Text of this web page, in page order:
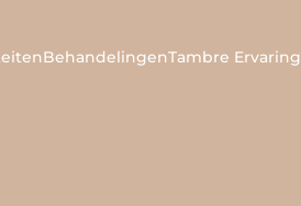
BehandelingenTambre Ervaring